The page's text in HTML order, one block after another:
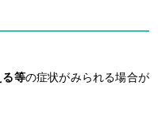
る等の症状がみられる場合が